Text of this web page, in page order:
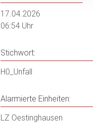
17.04.2026
06:54 Uhr
Stichwort:
H0_Unfall
Alarmierte Einheiten:
LZ Oestinghausen